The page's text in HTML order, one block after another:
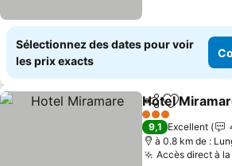
Sélectionnez des dates pour voir
les prix exacts
PartagerAjouter à
Hotel
3 Étoiles
9,1 Excellent
à 0.8 km de :
Accès direct à